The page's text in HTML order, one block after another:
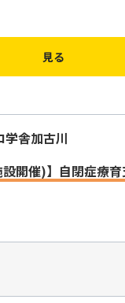
見る
舎加古川
設開催)】自閉症療